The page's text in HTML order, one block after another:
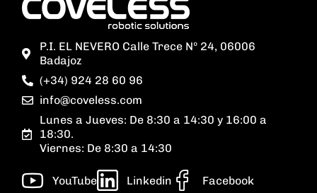
P.I. EL NEVERO Calle Trece Nº 24, 06006
Badajoz
(+34) 924 28 60 96
info@coveless.com
Lunes a Jueves: De 8:30 a 14:30 y 16:00 a
18:30.
Viernes: De 8:30 a 14:30
YouTube Linkedin Facebook